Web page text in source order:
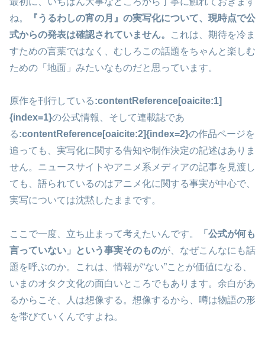
ね。
『うるわしの宵の月』の実写化について、現時点で公
式からの発表は確認されていません。
これは、期待を冷ま
すための言葉ではなく、むしろこの話題をちゃんと楽しむ
ための「地面」みたいなものだと思っています。
原作を刊行している:contentReference[oaicite:1]
{index=1}の公式情報、そして連載誌であ
る:contentReference[oaicite:2]{index=2}の作品ページを
追っても、実写化に関する告知や制作決定の記述はありま
せん。ニュースサイトやアニメ系メディアの記事を見渡し
ても、語られているのはアニメ化に関する事実が中心で、
実写については沈黙したままです。
ここで一度、立ち止まって考えたいんです。
「公式が何も
言っていない」という事実そのものが、なぜこんなにも話
題を呼ぶのか。これは、情報が“ない”ことが価値になる、
いまのオタク文化の面白いところでもあります。余白があ
るからこそ、人は想像する。想像するから、噂は物語の形
を帯びていくんですよね。